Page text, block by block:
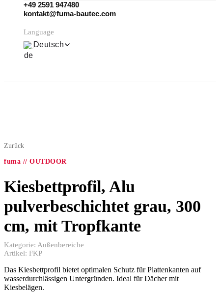
+49 2591 947480
kontakt@fuma-bautec.com
Language
Deutsch
Zurück
fuma // OUTDOOR
Kiesbettprofil, Alu
pulverbeschichtet grau, 300
cm, mit Tropfkante
Kategorie: Außenbereiche
Artikel: FKP
Das Kiesbettprofil bietet optimalen Schutz für Plattenkanten auf
wasserdurchlässigen Untergründen. Ideal für Dächer mit
Kiesbelägen.